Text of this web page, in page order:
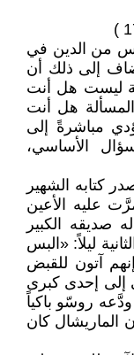
من الدين في
إلى ذلك أن
ليست هل أنت
هل أنت
مباشرةً إلى
الأساسي،
كتابه الشهير
عليه الأعين
صديقه الكبير
ليلاً: «البس
آتون للقبض
إلى إحدى كبرى
ودَّعه روسّو باكياً
الماريشال كان